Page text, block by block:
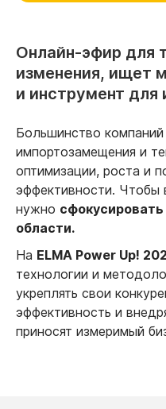
Онлайн-эфир для
изменения, ищет
и инструмент для
Большинство
импортозамещения и
оптимизации, роста и
эффективности. Чтобы
нужно сфокусировать
области.
На ELMA Power Up!
технологии и
укреплять свои
эффективность и
приносят измеримый